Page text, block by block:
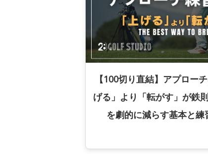
【100切り直結】アプロー
げる」より「転がす」が鉄
を劇的に減らす基本と練